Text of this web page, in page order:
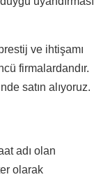
ve ihtişamı
firmalardandır.
satın alıyoruz.
adı olan
olarak